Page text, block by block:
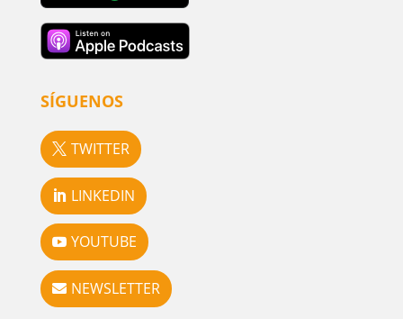
SÍGUENOS
TWITTER
LINKEDIN
YOUTUBE
NEWSLETTER